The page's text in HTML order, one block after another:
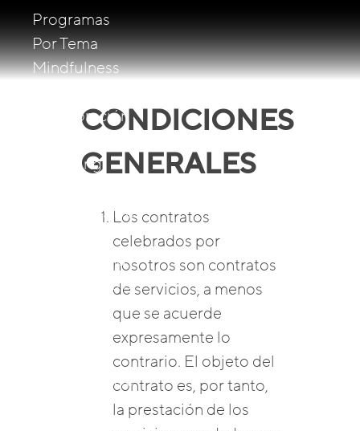
Programas
Por Tema
Mindfulness
Colaboración
Coaching
Programas De
LeadersMind
Desempeño &
Programas De
CONDICIONES
GENERALES
Los contratos
celebrados por
nosotros son contratos
de servicios, a menos
que se acuerde
expresamente lo
contrario. El objeto del
contrato es, por tanto,
la prestación de los